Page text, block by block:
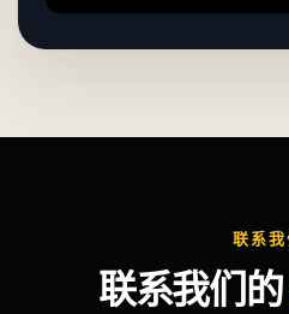
联系我
联系我们